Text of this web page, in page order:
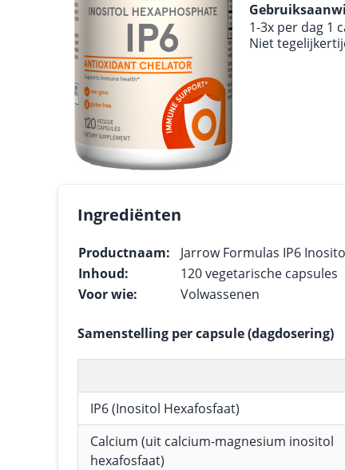
1-3x per dag 1
Niet
Ingrediënten
Productnaam:
Jarrow Formulas IP6
Inhoud:
120 vegetarische capsules
Voor wie:
Volwassenen
Samenstelling per capsule (dagdosering)
IP6 (Inositol Hexafosfaat)
Calcium (uit calcium-magnesium inositol
hexafosfaat)